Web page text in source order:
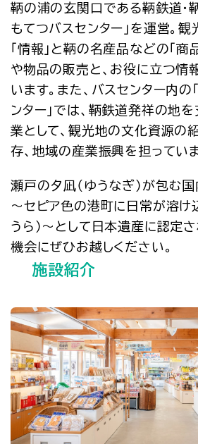
鞆の浦の玄関口である鞆鉄道・
もてつバスセンター」を運営。観
「情報」と鞆の名産品などの「商
や物品の販売と、お役に立つ情
います。また、バスセンター内
ンター」では、鞆鉄道発祥の地
業として、観光地の文化資源の
存、地域の産業振興を担っていま
瀬戸の夕凪（ゆうなぎ）が包む
～セピア色の港町に日常が溶け
うら）～として日本遺産に認定
機会にぜひお越しください。
施設紹介